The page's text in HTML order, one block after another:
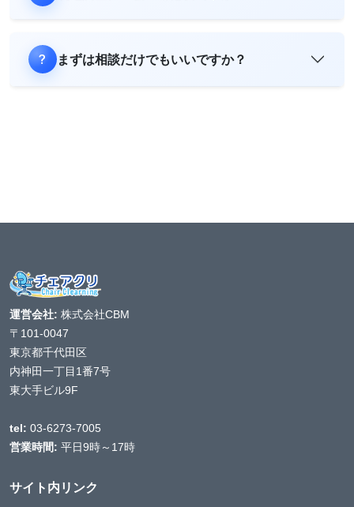
まずは相談だけでもいいですか？
運営会社: 株式会社CBM
〒101-0047
東京都千代田区
内神田一丁目1番7号
東大手ビル9F
tel: 03-6273-7005
営業時間: 平日9時～17時
サイト内リンク